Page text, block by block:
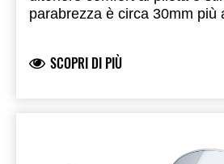
parabrezza è circa 30mm più
80+80mm per una migliore
SCOPRI DI PIÙ